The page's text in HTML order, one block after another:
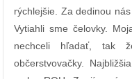
rýchlejšie. Za dedinou
Vytiahli sme čelovky.
nechceli hľadať, tak
občerstvovačky.